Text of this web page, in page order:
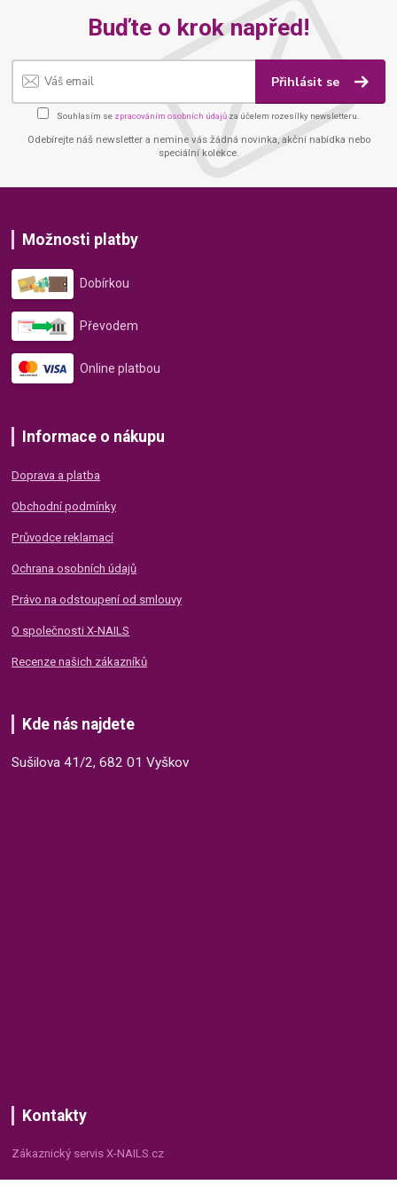
Buďte o krok napřed!
Přihlásit se
Souhlasím se zpracováním osobních údajů za účelem rozesílky newsletteru.
Odebírejte náš newsletter a nemine vás žádná novinka, akční nabídka nebo
speciální kolekce.
Možnosti platby
Dobírkou
Převodem
Online platbou
Informace o nákupu
Doprava a platba
Obchodní podmínky
Průvodce reklamací
Ochrana osobních údajů
Právo na odstoupení od smlouvy
O společnosti X-NAILS
Recenze našich zákazníků
Kde nás najdete
Sušilova 41/2, 682 01 Vyškov
Kontakty
Zákaznický servis X-NAILS.cz